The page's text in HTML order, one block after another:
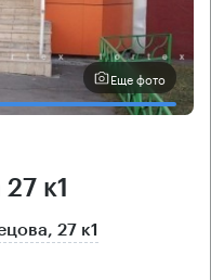
Еще фото
к1
27 к1